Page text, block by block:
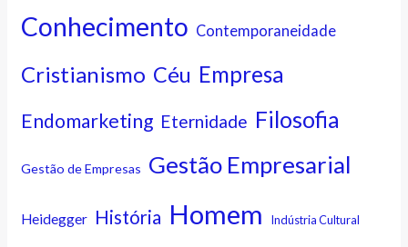
Conhecimento Contemporaneidade
Cristianismo Céu Empresa
Endomarketing Eternidade Filosofia
Gestão de Empresas Gestão Empresarial
Heidegger História Homem Indústria Cultural